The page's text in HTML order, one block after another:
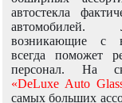
автостекла
возникающие с
всегда поможет
персонал. На
«DeLuxe Auto
самых больших